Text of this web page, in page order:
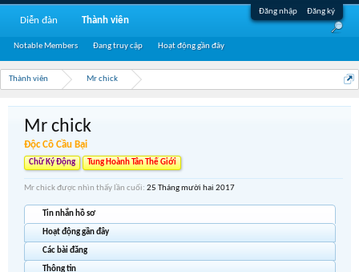
Đăng nhập Đăng ký
Thành viên Mr chick
Mr chick
Độc Cô Cầu Bại
Chữ Ký Động Tung Hoành Tân Thế Giới
Mr chick được nhìn thấy lần cuối: 25 Tháng mười hai 2017
Tin nhắn hồ sơ
Hoạt động gần đây
Các bài đăng
Thông tin
Diễn đàn Thành viên
Notable Members Đang truy cập Hoạt động gần đây